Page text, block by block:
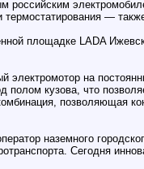
российским
—
площадке LADA
электромотор на
полом кузова, что
позволяющая
наземного
Сегодня